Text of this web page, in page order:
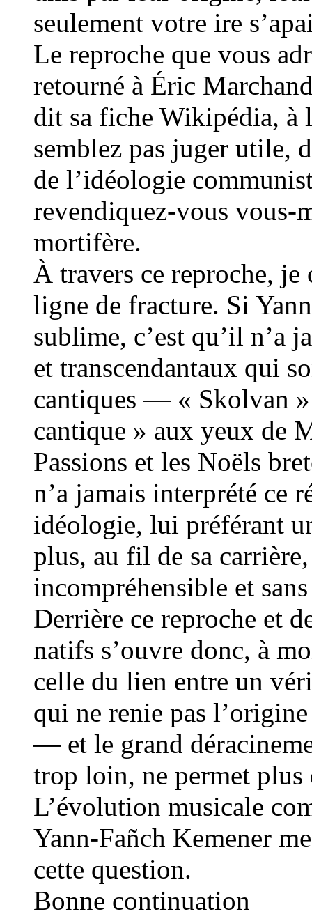
seulement votre ire
Le reproche que vous
retourné à Éric
dit sa fiche Wikipédia, à
semblez pas juger utile,
de l’idéologie
revendiquez-vous vous-
mortifère.
À travers ce reproche,
ligne de fracture. Si
sublime, c’est qu’il n’a
et transcendantaux qui
cantiques — « Skolvan
cantique » aux yeux de
Passions et les Noëls
n’a jamais interprété ce
idéologie, lui préférant
plus, au fil de sa
incompréhensible et
Derrière ce reproche et
natifs s’ouvre donc, à
celle du lien entre un
qui ne renie pas
— et le grand
trop loin, ne permet
L’évolution musicale
Yann-Fañch Kemener
cette question.
Bonne continuation